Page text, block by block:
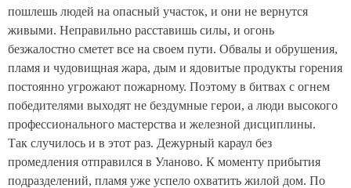
пошлешь людей на опасный участок, и они не вернутся
живыми. Неправильно расставишь силы, и огонь
безжалостно сметет все на своем пути. Обвалы и обрушения,
пламя и чудовищная жара, дым и ядовитые продукты горения
постоянно угрожают пожарному. Поэтому в битвах с огнем
победителями выходят не бездумные герои, а люди высокого
профессионального мастерства и железной дисциплины.
Так случилось и в этот раз. Дежурный караул без
промедления отправился в Уланово. К моменту прибытия
подразделений, пламя уже успело охватить жилой дом. По